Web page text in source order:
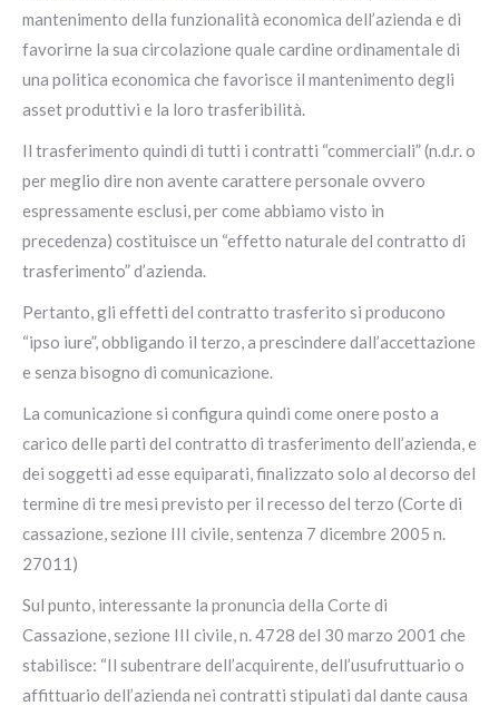
mantenimento della funzionalità economica dell’azienda e di
favorirne la sua circolazione quale cardine ordinamentale di
una politica economica che favorisce il mantenimento degli
asset produttivi e la loro trasferibilità.
Il trasferimento quindi di tutti i contratti “commerciali” (n.d.r. o
per meglio dire non avente carattere personale ovvero
espressamente esclusi, per come abbiamo visto in
precedenza) costituisce un “effetto naturale del contratto di
trasferimento” d’azienda.
Pertanto, gli effetti del contratto trasferito si producono
“ipso iure”, obbligando il terzo, a prescindere dall’accettazione
e senza bisogno di comunicazione.
La comunicazione si configura quindi come onere posto a
carico delle parti del contratto di trasferimento dell’azienda, e
dei soggetti ad esse equiparati, finalizzato solo al decorso del
termine di tre mesi previsto per il recesso del terzo (Corte di
cassazione, sezione III civile, sentenza 7 dicembre 2005 n.
27011)
Sul punto, interessante la pronuncia della Corte di
Cassazione, sezione III civile, n. 4728 del 30 marzo 2001 che
stabilisce: “Il subentrare dell’acquirente, dell’usufruttuario o
affittuario dell’azienda nei contratti stipulati dal dante causa